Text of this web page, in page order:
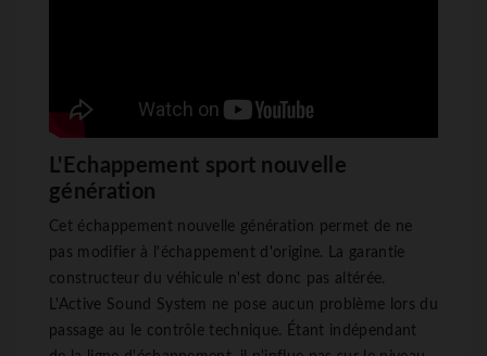
L'Echappement sport nouvelle
génération
Cet échappement nouvelle génération permet de ne
pas modifier à l'échappement d'origine. La garantie
constructeur du véhicule n'est donc pas altérée.
L'Active Sound System ne pose aucun problème lors du
passage au le contrôle technique. Étant indépendant